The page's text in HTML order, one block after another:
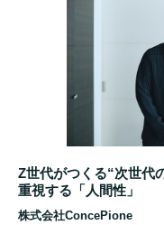
Z世代がつくる“次世代
重視する「人間性」
株式会社ConcePione